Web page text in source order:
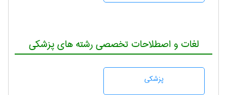
لغات و اصطلاحات تخصصی رشته های پزشکی
پزشكی